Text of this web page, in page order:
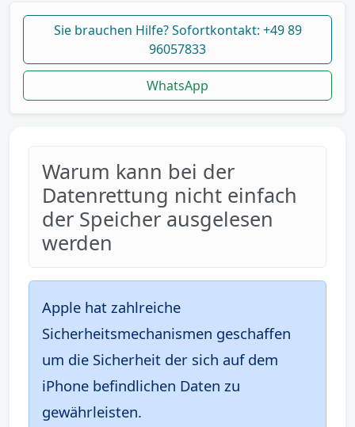
Sie brauchen Hilfe? Sofortkontakt: +49 89
96057833
WhatsApp
Warum kann bei der
Datenrettung nicht einfach
der Speicher ausgelesen
werden
Apple hat zahlreiche
Sicherheitsmechanismen geschaffen
um die Sicherheit der sich auf dem
iPhone befindlichen Daten zu
gewährleisten.